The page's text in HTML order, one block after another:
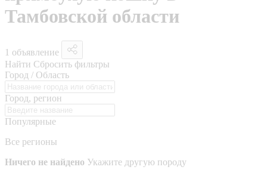
Тамбовской области
1 объявление
Найти Сбросить фильтры
Город / Область
Город, регион
Популярные
Все регионы
Ничего не найдено Укажите другую породу